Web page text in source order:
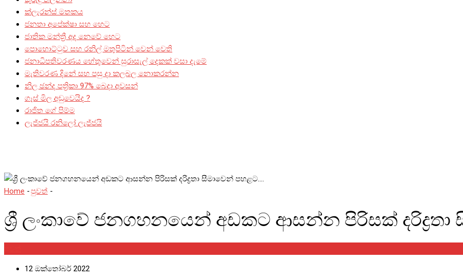
ක්ලැරන්ස් මතකය
ජනතා අපේක්ෂා සහ හෙට
ජාතික මන්ත්‍රී අද නෙවේ හෙට
පොහොට්ටුව සහ රනිල් මතුපිටින් වෙන් වෙති
ජනාධිපතිවරණය හේතුවෙන් සුරාසැල් දෙකක් වසා දැමේ
මැතිවරණ දිනේ සහ පසු දා කලබල නොකරන්න
නිල ඡන්ද පත්‍රිකා 97% බෙදා අවසන්
ගෑස් මිල අඩුවෙයිද ?
රාජිත ගේ පිම්ම
ලැජ්ජයි රනිලෝ ලැජ්ජයි
Home -පුවත් -
ශ්‍රී ලංකාවේ ජනගහනයෙන් අඩකට ආසන්න පිරිසක් දරිද්‍රතා
12 ඔක්තෝබර් 2022